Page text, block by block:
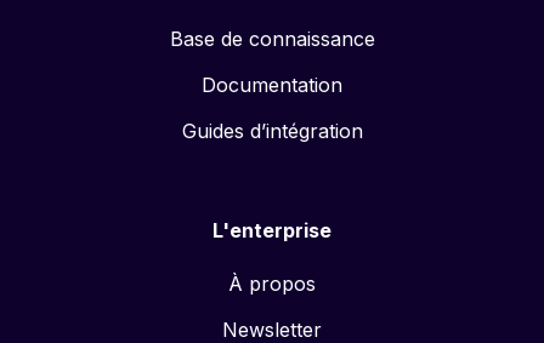
Base de connaissance
Documentation
Guides d’intégration
L'enterprise
À propos
Newsletter